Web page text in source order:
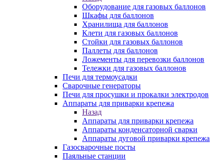
Оборудование для газовых баллонов
Шкафы для баллонов
Хранилища для баллонов
Клети для газовых баллонов
Стойки для газовых баллонов
Паллеты для баллонов
Ложементы для перевозки баллонов
Тележки для газовых баллонов
Печи для термоусадки
Сварочные генераторы
Печи для просушки и прокалки электродов
Аппараты для приварки крепежа
Назад
Аппараты для приварки крепежа
Аппараты конденсаторной сварки
Аппараты дуговой приварки крепежа
Газосварочные посты
Паяльные станции